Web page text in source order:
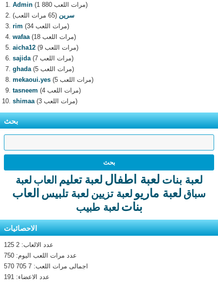
Admin
(1 880 مرات اللعب)
سرين (65 مرات اللعب)
rim
(34 مرات اللعب)
wafaa
(18 مرات اللعب)
aicha12
(9 مرات اللعب)
sajida
(7 مرات اللعب)
ghada
(5 مرات اللعب)
mekaoui.yes
(5 مرات اللعب)
tasneem
(4 مرات اللعب)
shimaa
(3 مرات اللعب)
بحث
لعبة بنات لعبة اطفال لعبة تعليم العاب لعبة
سباق لعبة ماريو لعبة تزيين لعبة تلبيس العاب
بنات لعبة طبيب
الاحصائيات
عدد الالعاب: 2 125
عدد مرات اللعب اليوم: 750
اجمالى مرات اللعب: 7 705 570
عدد الاعضاء: 191